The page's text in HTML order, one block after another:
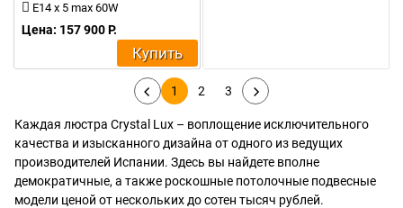
Е14 x 5 max 60W
Цена: 157 900 Р.
Купить
1 2 3
Каждая люстра Crystal Lux – воплощение исключительного
качества и изысканного дизайна от одного из ведущих
производителей Испании. Здесь вы найдете вполне
демократичные, а также роскошные потолочные подвесные
модели ценой от нескольких до сотен тысяч рублей.